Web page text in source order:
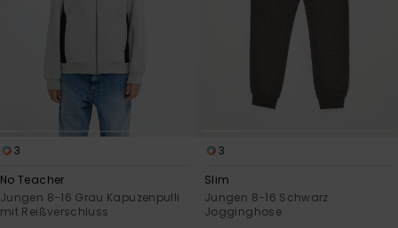
3
No Teacher
Jungen 8-16 Grau Kapuzenpulli
mit Reißverschluss
3
Slim
Jungen 8-16 Schwarz
Jogginghose